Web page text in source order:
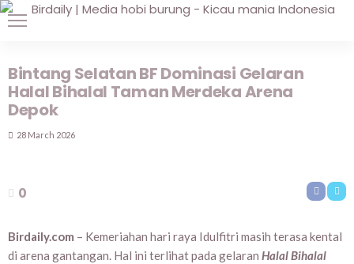
Bintang Selatan BF Dominasi Gelaran
Halal Bihalal Taman Merdeka Arena
Depok
28 March 2026
0
Birdaily.com – Kemeriahan hari raya Idulfitri masih terasa kental
di arena gantangan. Hal ini terlihat pada gelaran Halal Bihalal